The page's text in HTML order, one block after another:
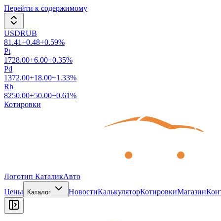
Перейти к содержимому
USDRUB
81.41+0.48+0.59%
Pt
1728.00+6.00+0.35%
Pd
1372.00+18.00+1.33%
Rh
8250.00+50.00+0.61%
Котировки
Логотип КаталикАвто
Цены
Каталог НовостиКалькуляторКотировкиМагазин